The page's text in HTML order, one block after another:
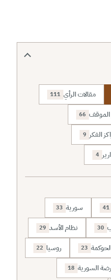
مقالات الرأي 111
الموقف 66
الفكر 9
4
41 سورية 33
30 نظام الأسد 29
23 روسيا 22
السورية 18